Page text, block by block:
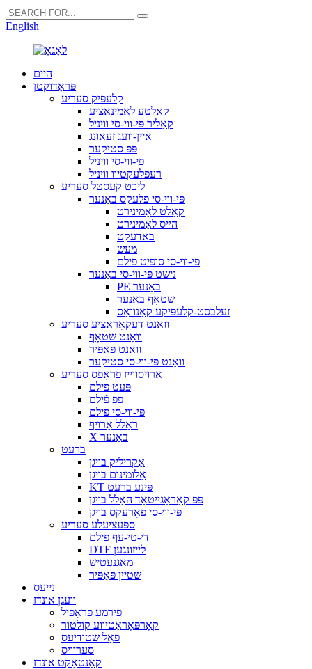
English
היים
פּראָדוקטן
קלעפּיק סעריע
קאַלטע לאַמינאַציע
קאָליר פּי-ווי-סי וויניל
איין-וועג זעאונג
פּפּ סטיקער
פּי-ווי-סי וויניל
רעפלעקטיוו וויניל
ליכט קעסטל סעריע
פּי-ווי-סי פלעקס באַנער
קאַלט לאַמינירט
הייס לאַמינירט
באדעקט
מעש
פּי-ווי-סי סופיט פילם
נישט פּי-ווי-סי באַנער
PE באַנער
שטאָף באַנער
זעלבסט-קלעפּיקע קאַנוואַס
וואַנט דעקאָראַציע סעריע
וואַנט שטאָף
וואַנט פּאַפּיר
וואַנט פּי-ווי-סי סטיקער
אַרויסווייַז פּראָפּס סעריע
פּעט פילם
פּפּ פֿילם
פּי-ווי-סי פילם
ראָלל אַרויף
X באַנער
ברעט
אַקריליק בויגן
אַלומינום בויגן
KT פּינע ברעט
פּפּ קאָראַגייטאַד האָלל בויגן
פּי-ווי-סי פאָרעקס בויגן
ספּעציעלע סעריע
די-טי-עף פילם
DTF לייזונגען
מאַגנעטיש
שטיין פּאַפּיר
נייעס
וועגן אונדז
פירמע פּראָפיל
קאָרפּאָראַטיווע קולטור
פאַל שטודיעס
סערוויס
קאָנטאַקט אונדז